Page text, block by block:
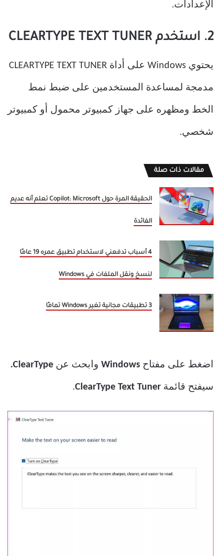
الإعدادات.
2. استخدم CLEARTYPE TEXT TUNER
يحتوي Windows على أداة CLEARTYPE TEXT TUNER
مدمجة لمساعدة المستخدمين على ضبط نمط
الخط ومظهره على جهاز كمبيوتر محمول أو كمبيوتر
شخصي.
مقالات ذات صلة
الحقيقة المرة حول Copilot: Microsoft تعلم أنه عديم
الفائدة
4 أسباب تدفعني لاستخدام تطبيق عمره 19 عامًا
لنسخ ونقل الملفات في Windows
3 تطبيقات مجانية تغير Windows تمامًا
اضغط على مفتاح Windows وابحث عن ClearType.
سيفتح قائمة ClearType Text Tuner
.